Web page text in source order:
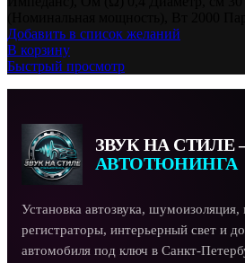
Добавить в список желаний
В корзину
Быстрый просмотр
ЗВУК НА СТИЛЕ
АВТОТЮНИНГА
Установка автозвука,
регистраторы, интерьерный свет и
автомобиля под ключ в Санкт-